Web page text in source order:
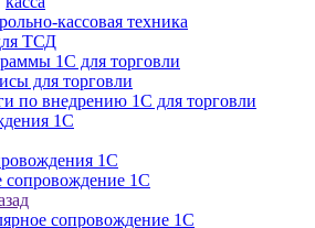
кассовая техника
ТСД
1С для торговли
для торговли
по внедрению 1С для торговли
1С
1С
сопровождение 1С
сопровождение 1С